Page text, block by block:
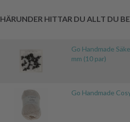
HÄRUNDER HITTAR DU ALLT DU
Go Handmade
mm (10 par)
Go Handmade